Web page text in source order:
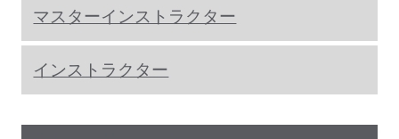
マスターインストラクター
インストラクター